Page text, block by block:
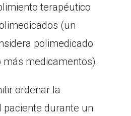
terapéutico
(un
polimedicado
más medicamentos).
ordenar la
paciente durante un